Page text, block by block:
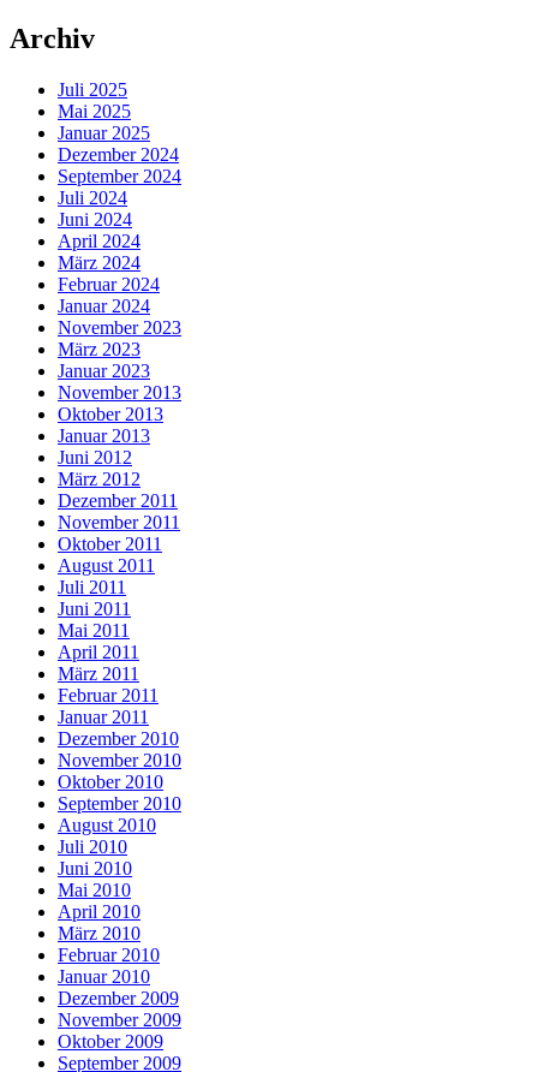
Archiv
Juli 2025
Mai 2025
Januar 2025
Dezember 2024
September 2024
Juli 2024
Juni 2024
April 2024
März 2024
Februar 2024
Januar 2024
November 2023
März 2023
Januar 2023
November 2013
Oktober 2013
Januar 2013
Juni 2012
März 2012
Dezember 2011
November 2011
Oktober 2011
August 2011
Juli 2011
Juni 2011
Mai 2011
April 2011
März 2011
Februar 2011
Januar 2011
Dezember 2010
November 2010
Oktober 2010
September 2010
August 2010
Juli 2010
Juni 2010
Mai 2010
April 2010
März 2010
Februar 2010
Januar 2010
Dezember 2009
November 2009
Oktober 2009
September 2009